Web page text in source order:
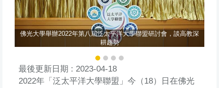
佛光大學舉辦2022年第八屆泛太平洋大學聯盟研討會，談高教深
耕趨勢
最後更新日期 : 2023-04-18
2022年「泛太平洋大學聯盟」今（18）日在佛光